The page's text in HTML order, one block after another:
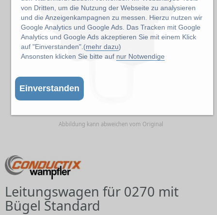
von Dritten, um die Nutzung der Webseite zu analysieren
und die Anzeigenkampagnen zu messen. Hierzu nutzen wir
Google Analytics und Google Ads. Das Tracken mit Google
Analytics und Google Ads akzeptieren Sie mit einem Klick
auf "Einverstanden".(mehr dazu)
Ansonsten klicken Sie bitte auf nur Notwendige
Einverstanden
Abbildung kann abweichen vom Original
Leitungswagen für 0270 mit
Bügel Standard